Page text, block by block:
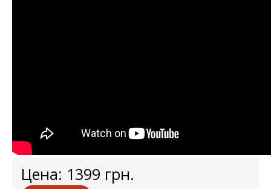
Цена: 1399 грн.